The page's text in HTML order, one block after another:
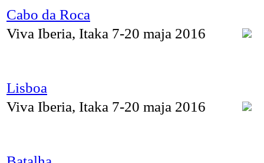
Cabo da Roca
Viva Iberia, Itaka 7-20 maja 2016
Lisboa
Viva Iberia, Itaka 7-20 maja 2016